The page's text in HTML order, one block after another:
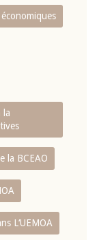
la
la BCEAO
L‘UEMOA